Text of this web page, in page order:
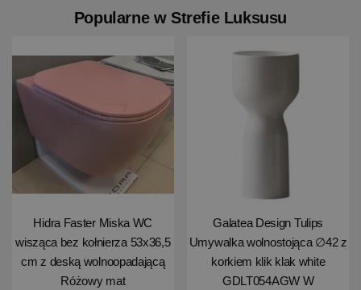
Popularne w Strefie Luksusu
Hidra Faster Miska WC
wisząca bez kołnierza 53x36,5
cm z deską wolnoopadającą
Różowy mat
Galatea Design Tulips
Umywalka wolnostojąca ∅42 z
korkiem klik klak white
GDLT054AGW W